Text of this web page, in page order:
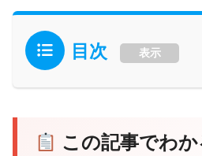
目次 表示
この記事でわか